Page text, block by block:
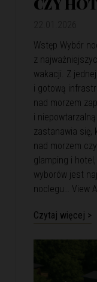
Wstęp Wybór
z
wakacji. Z
i gotową
nad morzem
i
zastanawia się,
nad morzem
glamping i
wyborów jest
noclegu… View
Czytaj więcej >